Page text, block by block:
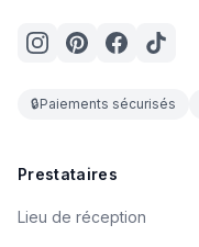
🔒Paiements sécurisés
Prestataires
Lieu de réception